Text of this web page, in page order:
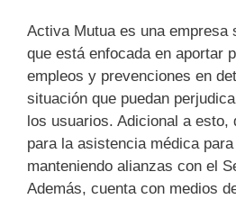
Activa Mutua es una empresa
que está enfocada en aportar
empleos y prevenciones en
situación que puedan
los usuarios. Adicional a esto,
para la asistencia médica
manteniendo alianzas con el
Además, cuenta con medios